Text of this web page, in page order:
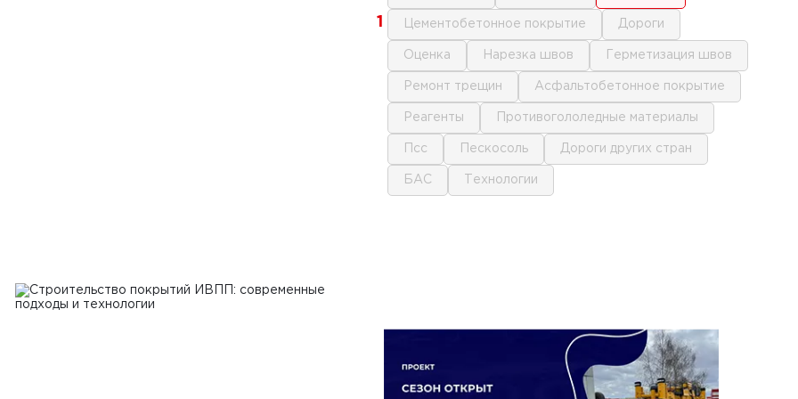
1
рынка бетоноукладчиков
цементобетонное покрытие дороги
оценка нарезка швов герметизация швов
ремонт трещин асфальтобетонное покрытие
реагенты противогололедные материалы
псс пескосоль дороги других стран
БАС технологии